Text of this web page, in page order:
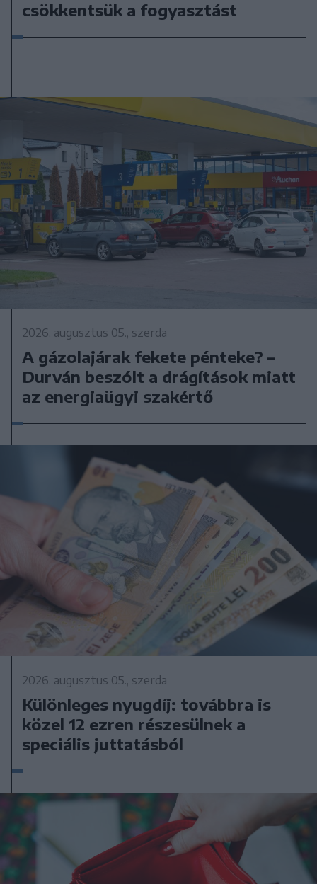
csökkentsük a fogyasztást
2026. augusztus 05., szerda
A gázolajárak fekete pénteke? –
Durván beszólt a drágítások miatt
az energiaügyi szakértő
2026. augusztus 05., szerda
Különleges nyugdíj: továbbra is
közel 12 ezren részesülnek a
speciális juttatásból